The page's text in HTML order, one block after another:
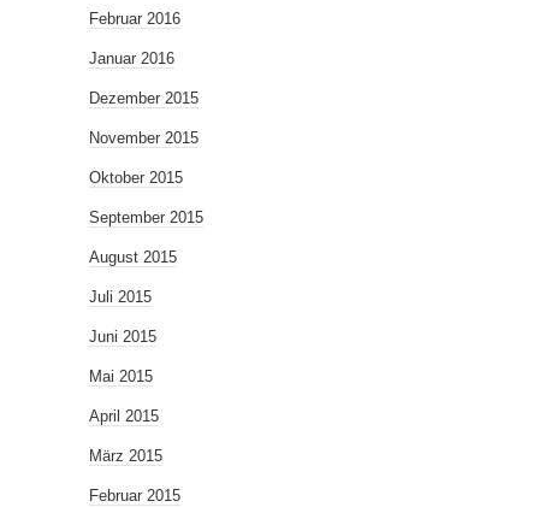
Februar 2016
Januar 2016
Dezember 2015
November 2015
Oktober 2015
September 2015
August 2015
Juli 2015
Juni 2015
Mai 2015
April 2015
März 2015
Februar 2015